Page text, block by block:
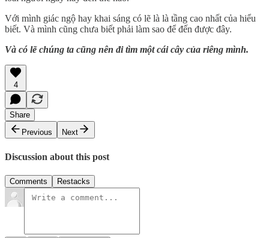
Với mình giác ngộ hay khai sáng có lẽ là là tầng cao nhất của hiểu
biết. Và mình cũng chưa biết phải làm sao để đến được đây.
Và có lẽ chúng ta cũng nên đi tìm một cái cây của riêng mình.
4
Share
Previous
Next
Discussion about this post
Comments Restacks